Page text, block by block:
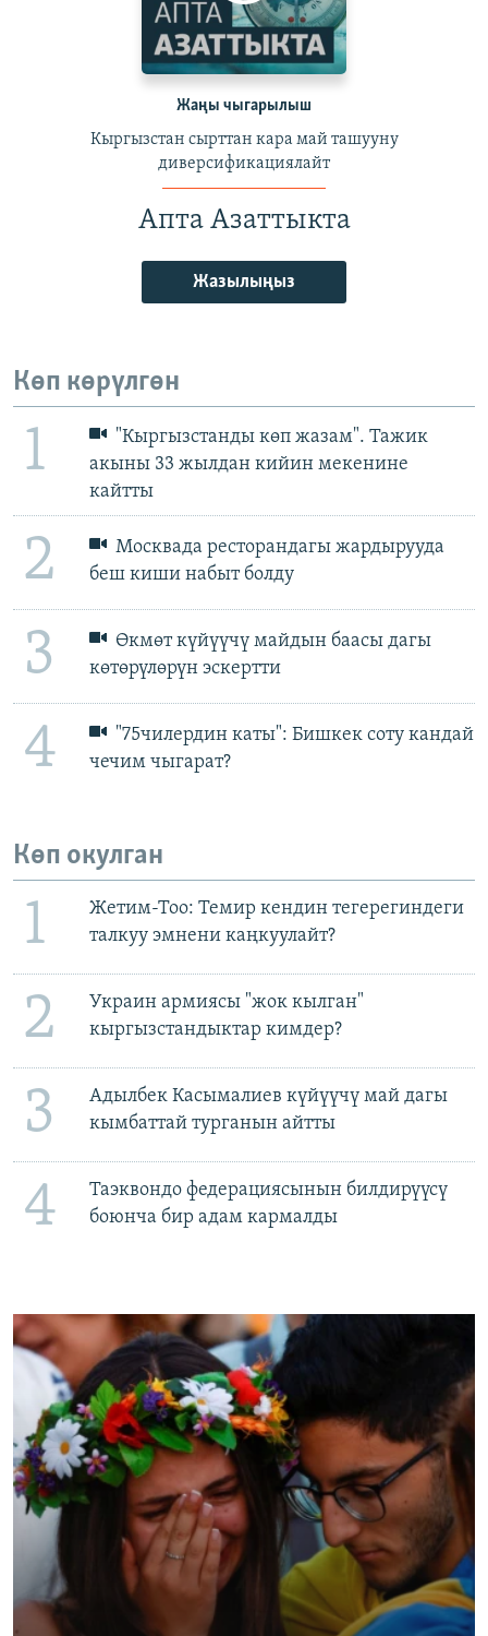
Жаңы чыгарылыш
Кыргызстан сырттан кара май ташууну
диверсификациялайт
Апта Азаттыкта
Жазылыңыз
Көп көрүлгөн
1
"Кыргызстанды көп жазам". Тажик
акыны 33 жылдан кийин мекенине
кайтты
2
Москвада ресторандагы жардырууда
беш киши набыт болду
3
Өкмөт күйүүчү майдын баасы дагы
көтөрүлөрүн эскертти
4
"75чилердин каты": Бишкек соту кандай
чечим чыгарат?
Көп окулган
1
Жетим-Тоо: Темир кендин тегерегиндеги
талкуу эмнени каңкуулайт?
2
Украин армиясы "жок кылган"
кыргызстандыктар кимдер?
3
Адылбек Касымалиев күйүүчү май дагы
кымбаттай турганын айтты
4
Таэквондо федерациясынын билдирүүсү
боюнча бир адам кармалды